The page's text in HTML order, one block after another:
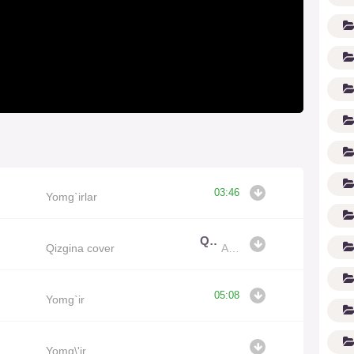
Yomg`irlar 03:46
Qizgina cover
Qizgina cover
Yomg`ir 05:08
Yomg\'ir